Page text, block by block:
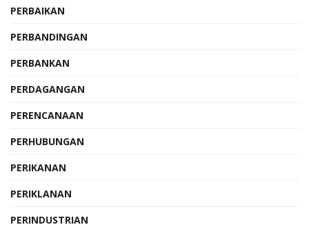
PERBAIKAN
PERBANDINGAN
PERBANKAN
PERDAGANGAN
PERENCANAAN
PERHUBUNGAN
PERIKANAN
PERIKLANAN
PERINDUSTRIAN